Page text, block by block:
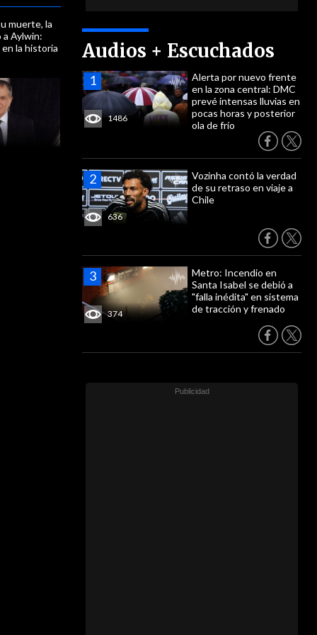
Audios + Escuchados
1486
Alerta por nuevo frente
en la zona central: DMC
prevé intensas lluvias en
pocas horas y posterior
ola de frío
636
Vozinha contó la verdad
de su retraso en viaje a
Chile
374
Metro: Incendio en
Santa Isabel se debió a
"falla inédita" en sistema
de tracción y frenado
muerte, la
a Aylwin:
la historia